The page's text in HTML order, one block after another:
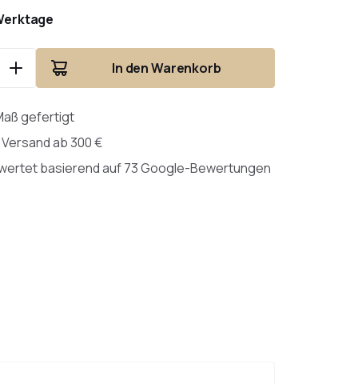
In den Warenkorb
gefertigt
ab 300 €
basierend auf 73 Google-Bewertungen